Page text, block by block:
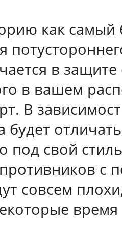
как
в
в вашем
В
будет
под свой
с
совсем